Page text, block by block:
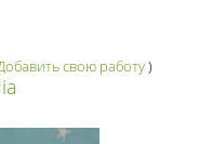
свою работу)